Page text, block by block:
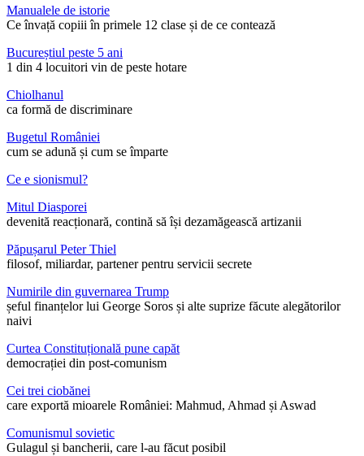
Manualele de istorie
Ce învață copiii în primele 12 clase și de ce contează
Bucureștiul peste 5 ani
1 din 4 locuitori vin de peste hotare
Chiolhanul
ca formă de discriminare
Bugetul României
cum se adună și cum se împarte
Ce e sionismul?
Mitul Diasporei
devenită reacționară, contină să își dezamăgească artizanii
Păpușarul Peter Thiel
filosof, miliardar, partener pentru servicii secrete
Numirile din guvernarea Trump
șeful finanțelor lui George Soros și alte suprize făcute alegătorilor
naivi
Curtea Constituțională pune capăt
democrației din post-comunism
Cei trei ciobănei
care exportă mioarele României: Mahmud, Ahmad și Aswad
Comunismul sovietic
Gulagul și bancherii, care l-au făcut posibil